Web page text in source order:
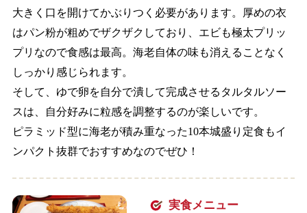
大きく口を開けてかぶりつく必要があります。厚めの衣
はパン粉が粗めでザクザクしており、エビも極太プリッ
プリなので食感は最高。海老自体の味も消えることなく
しっかり感じられます。
そして、ゆで卵を自分で潰して完成させるタルタルソー
スは、自分好みに粒感を調整するのが楽しいです。
ピラミッド型に海老が積み重なった10本城盛り定食もイ
ンパクト抜群でおすすめなのでぜひ！
実食メニュー